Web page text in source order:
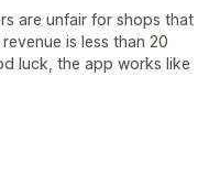
are unfair for shops that
is less than 20
luck, the app works like